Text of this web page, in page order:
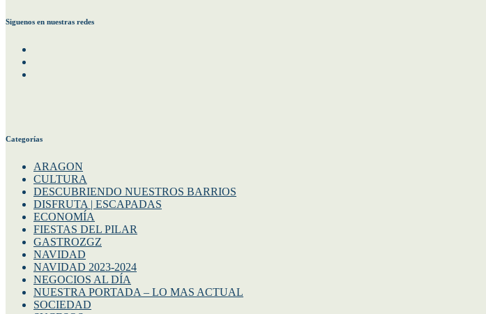
Siguenos en nuestras redes
Categorías
ARAGON
CULTURA
DESCUBRIENDO NUESTROS BARRIOS
DISFRUTA | ESCAPADAS
ECONOMÍA
FIESTAS DEL PILAR
GASTROZGZ
NAVIDAD
NAVIDAD 2023-2024
NEGOCIOS AL DÍA
NUESTRA PORTADA – LO MAS ACTUAL
SOCIEDAD